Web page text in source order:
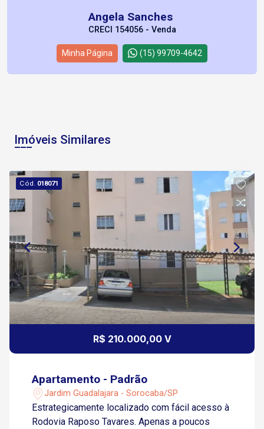
Angela Sanches
CRECI 154056 - Venda
Minha Página (15) 99709-4642
Imóveis Similares
Cód. 018071
R$ 210.000,00 V
Apartamento - Padrão
Jardim Guadalajara - Sorocaba/SP
Estrategicamente localizado com fácil acesso à
Rodovia Raposo Tavares. Apenas a poucos